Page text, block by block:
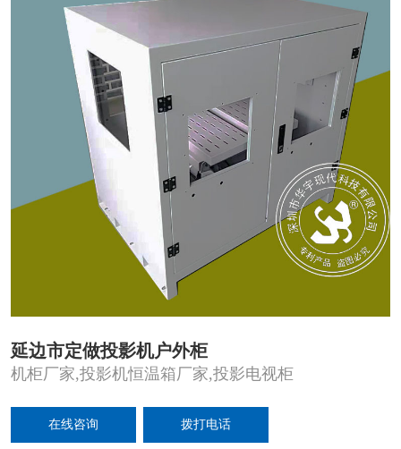
延边市定做投影机户外柜
机柜厂家,投影机恒温箱厂家,投影电视柜
在线咨询 拨打电话